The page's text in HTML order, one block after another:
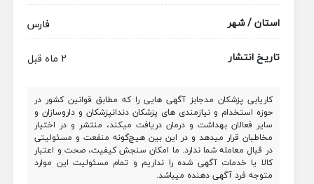
استان / شهر
فارس
تاریخ انتشار
2 ماه قبل
کاریابی پزشکان مدجابز آگهی هایی را که مطابق قوانین کشور در
حوزه استخدام و نیازمندی های پزشکان دندانپزشکان و داروسازان و
سایر فعالان بهداشت و درمان دریافت میکند، منتشر و در اختیار
مخاطبان قرار میدهد و در این بین هیچ‌گونه منفعت و مسئولیتی
در قبال معامله شما ندارد. ما امکان سنجش کیفیت، صحت و اعتبار
کالا یا خدمات آگهی شده را نداریم و تمام مسئولیت این موارد
متوجه فرد آگهی دهنده میباشد.